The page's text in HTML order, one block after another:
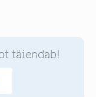
täiendab!